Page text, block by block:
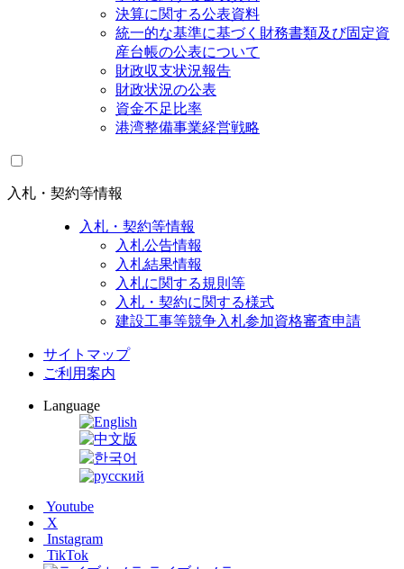
決算に関する公表資料
統一的な基準に基づく財務書類及び固定資
産台帳の公表について
財政収支状況報告
財政状況の公表
資金不足比率
港湾整備事業経営戦略
入札・契約等情報
入札・契約等情報
入札公告情報
入札結果情報
入札に関する規則等
入札・契約に関する様式
建設工事等競争入札参加資格審査申請
サイトマップ
ご利用案内
Language
Youtube
X
Instagram
TikTok